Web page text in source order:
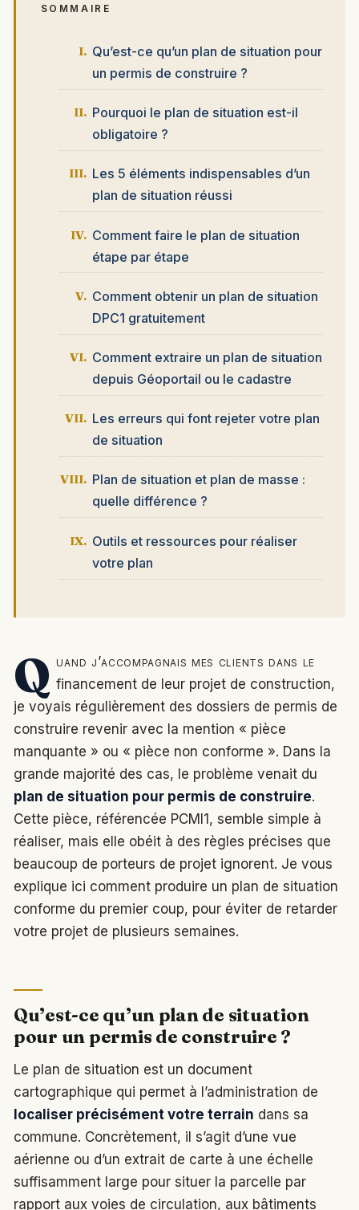
SOMMAIRE
Qu’est-ce qu’un plan de situation pour
un permis de construire ?
Pourquoi le plan de situation est-il
obligatoire ?
Les 5 éléments indispensables d’un
plan de situation réussi
Comment faire le plan de situation
étape par étape
Comment obtenir un plan de situation
DPC1 gratuitement
Comment extraire un plan de situation
depuis Géoportail ou le cadastre
Les erreurs qui font rejeter votre plan
de situation
Plan de situation et plan de masse :
quelle différence ?
Outils et ressources pour réaliser
votre plan
Q uand j’accompagnais mes clients dans le
financement de leur projet de construction,
je voyais régulièrement des dossiers de permis de
construire revenir avec la mention « pièce
manquante » ou « pièce non conforme ». Dans la
grande majorité des cas, le problème venait du
plan de situation pour permis de construire.
Cette pièce, référencée PCMI1, semble simple à
réaliser, mais elle obéit à des règles précises que
beaucoup de porteurs de projet ignorent. Je vous
explique ici comment produire un plan de situation
conforme du premier coup, pour éviter de retarder
votre projet de plusieurs semaines.
Qu’est-ce qu’un plan de situation
pour un permis de construire ?
Le plan de situation est un document
cartographique qui permet à l’administration de
localiser précisément votre terrain dans sa
commune. Concrètement, il s’agit d’une vue
aérienne ou d’un extrait de carte à une échelle
suffisamment large pour situer la parcelle par
rapport aux voies de circulation, aux bâtiments